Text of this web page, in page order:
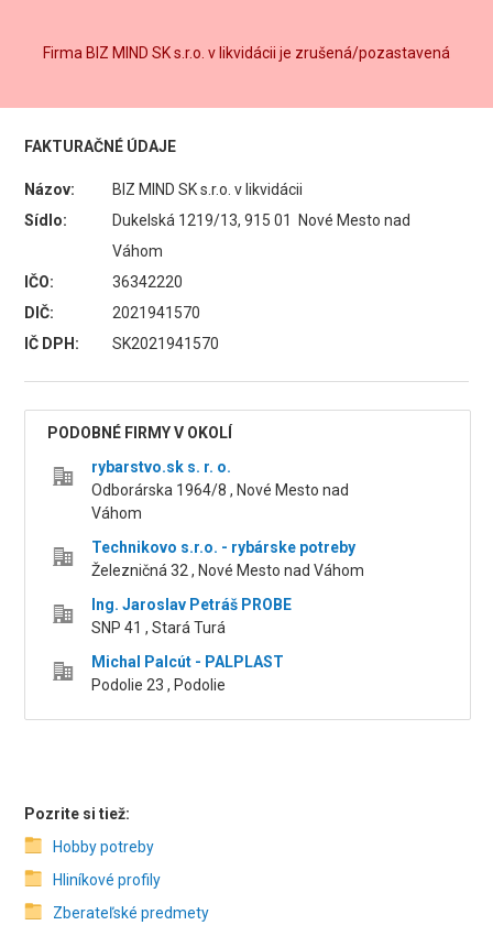
Firma BIZ MIND SK s.r.o. v likvidácii je zrušená/pozastavená
FAKTURAČNÉ ÚDAJE
Názov:
BIZ MIND SK s.r.o. v likvidácii
Sídlo:
Dukelská 1219/13, 915 01 Nové Mesto nad
Váhom
IČO:
36342220
DIČ:
2021941570
IČ DPH:
SK2021941570
PODOBNÉ FIRMY V OKOLÍ
rybarstvo.sk s. r. o.
Odborárska 1964/8 , Nové Mesto nad
Váhom
Technikovo s.r.o. - rybárske potreby
Železničná 32 , Nové Mesto nad Váhom
Ing. Jaroslav Petráš PROBE
SNP 41 , Stará Turá
Michal Palcút - PALPLAST
Podolie 23 , Podolie
Pozrite si tiež:
Hobby potreby
Hliníkové profily
Zberateľské predmety